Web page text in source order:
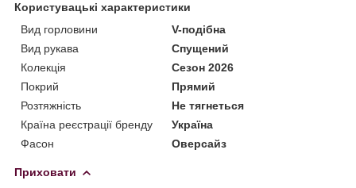
Користувацькi характеристики
Вид горловини
V-подібна
Вид рукава
Спущений
Колекція
Сезон 2026
Покрий
Прямий
Розтяжність
Не тягнеться
Країна реєстрації бренду
Україна
Фасон
Оверсайз
Приховати